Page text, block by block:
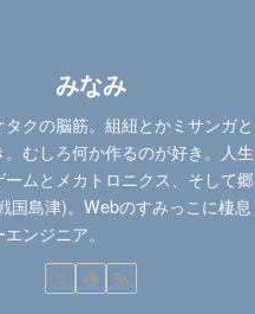
みなみ
タクの脳筋。組紐とかミサンガと
むしろ何か作るのが好き。人生
ームとメカトロニクス、そして郷
国島津)。Webのすみっこに棲息
ンジニア。